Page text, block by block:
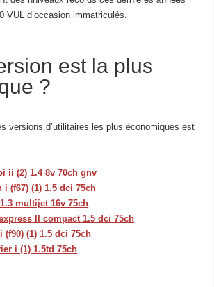
VUL d’occasion immatriculés.
est la plus
?
versions d’utilitaires les plus économiques est
ii (2) 1.4 8v 70ch gnv
i (f67) (1) 1.5 dci 75ch
multijet 16v 75ch
II compact 1.5 dci 75ch
(f90) (1) 1.5 dci 75ch
i (1) 1.5td 75ch